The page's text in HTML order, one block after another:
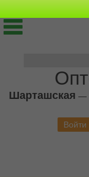
Шарташская —
Войти